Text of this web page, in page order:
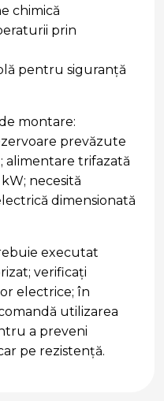
chimică
prin
pentru siguranță
montare:
prevăzute
alimentare trifazată
necesită
dimensionată
executat
verificați
electrice; în
utilizarea
a preveni
pe rezistență.